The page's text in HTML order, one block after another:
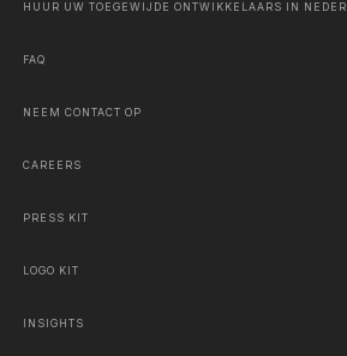
HUUR UW TOEGEWIJDE ONTWIKKELAARS IN
FAQ
NEEM CONTACT OP
CAREERS
PRESS KIT
LOGO KIT
INSIGHTS